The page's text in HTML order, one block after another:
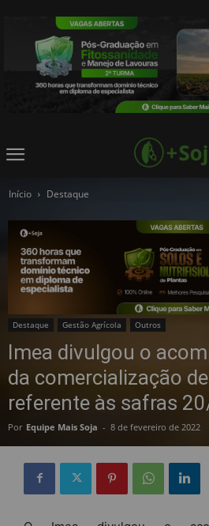
Início Destaque
Destaque Gestão Agrícola Outros
Imea divulgou o
da comercialização
referente às safras
Por Equipe Mais Soja - 8 de fevereiro de 2022